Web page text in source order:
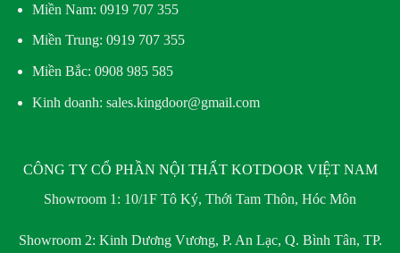
Miền Nam: 0919 707 355
Miền Trung: 0919 707 355
Miền Bắc: 0908 985 585
Kinh doanh: sales.kingdoor@gmail.com
CÔNG TY CỔ PHẦN NỘI THẤT KOTDOOR VIỆT NAM
Showroom 1: 10/1F Tô Ký, Thới Tam Thôn, Hóc Môn
Showroom 2: Kinh Dương Vương, P. An Lạc, Q. Bình Tân, TP.